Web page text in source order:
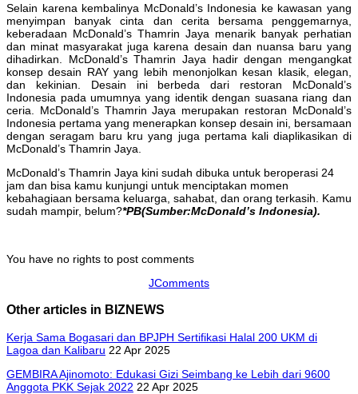
Selain karena kembalinya McDonald’s Indonesia ke kawasan yang
menyimpan banyak cinta dan cerita bersama penggemarnya,
keberadaan McDonald’s Thamrin Jaya menarik banyak perhatian
dan minat masyarakat juga karena desain dan nuansa baru yang
dihadirkan. McDonald’s Thamrin Jaya hadir dengan mengangkat
konsep desain RAY yang lebih menonjolkan kesan klasik, elegan,
dan kekinian. Desain ini berbeda dari restoran McDonald’s
Indonesia pada umumnya yang identik dengan suasana riang dan
ceria. McDonald’s Thamrin Jaya merupakan restoran McDonald’s
Indonesia pertama yang menerapkan konsep desain ini, bersamaan
dengan seragam baru kru yang juga pertama kali diaplikasikan di
McDonald’s Thamrin Jaya.
McDonald’s Thamrin Jaya kini sudah dibuka untuk beroperasi 24
jam dan bisa kamu kunjungi untuk menciptakan momen
kebahagiaan bersama keluarga, sahabat, dan orang terkasih. Kamu
sudah mampir, belum?*PB(Sumber:McDonald’s Indonesia).
You have no rights to post comments
JComments
Other articles in BIZNEWS
Kerja Sama Bogasari dan BPJPH Sertifikasi Halal 200 UKM di
Lagoa dan Kalibaru 22 Apr 2025
GEMBIRA Ajinomoto: Edukasi Gizi Seimbang ke Lebih dari 9600
Anggota PKK Sejak 2022 22 Apr 2025